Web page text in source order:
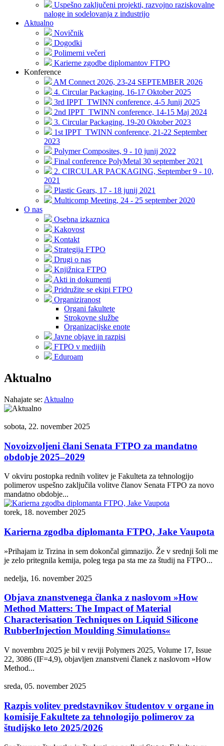
Uspešno zaključeni projekti, razvojno raziskovalne
naloge in sodelovanja z industrijo
Aktualno
Novičnik
Dogodki
Polimerni večeri
Karierne zgodbe diplomantov FTPO
Konference
AM Connect 2026, 23-24 SEPTEMBER 2026
4. Circular Packaging, 16-17 Oktober 2025
3rd IPPT_TWINN conference, 4-5 Junij 2025
2nd IPPT_TWINN conference, 14-15 Maj 2024
3. Circular Packaging, 19-20 Oktober 2023
1st IPPT_TWINN conference, 21-22 September
2023
Polymer Composites, 9 - 10 junij 2022
Final conference PolyMetal 30 september 2021
2. CIRCULAR PACKAGING, September 9 - 10,
2021
Plastic Gears, 17 - 18 junij 2021
Multicomp Meeting, 24 - 25 september 2020
O nas
Osebna izkaznica
Kakovost
Kontakt
Strategija FTPO
Drugi o nas
Knjižnica FTPO
Akti in dokumenti
Pridružite se ekipi FTPO
Organiziranost
Organi fakultete
Strokovne službe
Organizacijske enote
Javne objave in razpisi
FTPO v medijih
Eduroam
Aktualno
Nahajate se: Aktualno
sobota, 22. november 2025
Novoizvoljeni člani Senata FTPO za mandatno
obdobje 2025–2029
V okviru postopka rednih volitev je Fakulteta za tehnologijo
polimerov uspešno zaključila volitve članov Senata FTPO za novo
mandatno obdobje...
torek, 18. november 2025
Karierna zgodba diplomanta FTPO, Jake Vaupota
»Prihajam iz Trzina in sem dokončal gimnazijo. Že v srednji šoli me
je zelo pritegnila kemija, poleg tega pa sta me za študij na FTPO...
nedelja, 16. november 2025
Objava znanstvenega članka z naslovom »How
Method Matters: The Impact of Material
Characterisation Techniques on Liquid Silicone
RubberInjection Moulding Simulations«
V novembru 2025 je bil v reviji Polymers 2025, Volume 17, Issue
22, 3086 (IF=4,9), objavljen znanstveni članek z naslovom »How
Method...
sreda, 05. november 2025
Razpis volitev predstavnikov študentov v organe in
komisije Fakultete za tehnologijo polimerov za
študijsko leto 2025/2026